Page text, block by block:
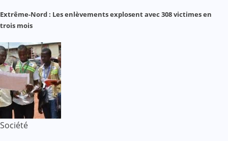
Extrême-Nord : Les enlèvements explosent avec 308 victimes en
trois mois
Société